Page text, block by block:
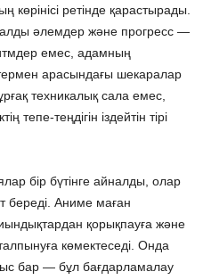
ретінде қарастырады.
әлемдер және прогресс —
емес, адамның
арасындағы шекаралар
техникалық сала емес,
тепе-теңдігін іздейтін тірі
бір бүтінге айналды, олар
береді. Аниме маған
қорықпауға және
көмектеседі. Онда
бар — бұл бағдарламалау